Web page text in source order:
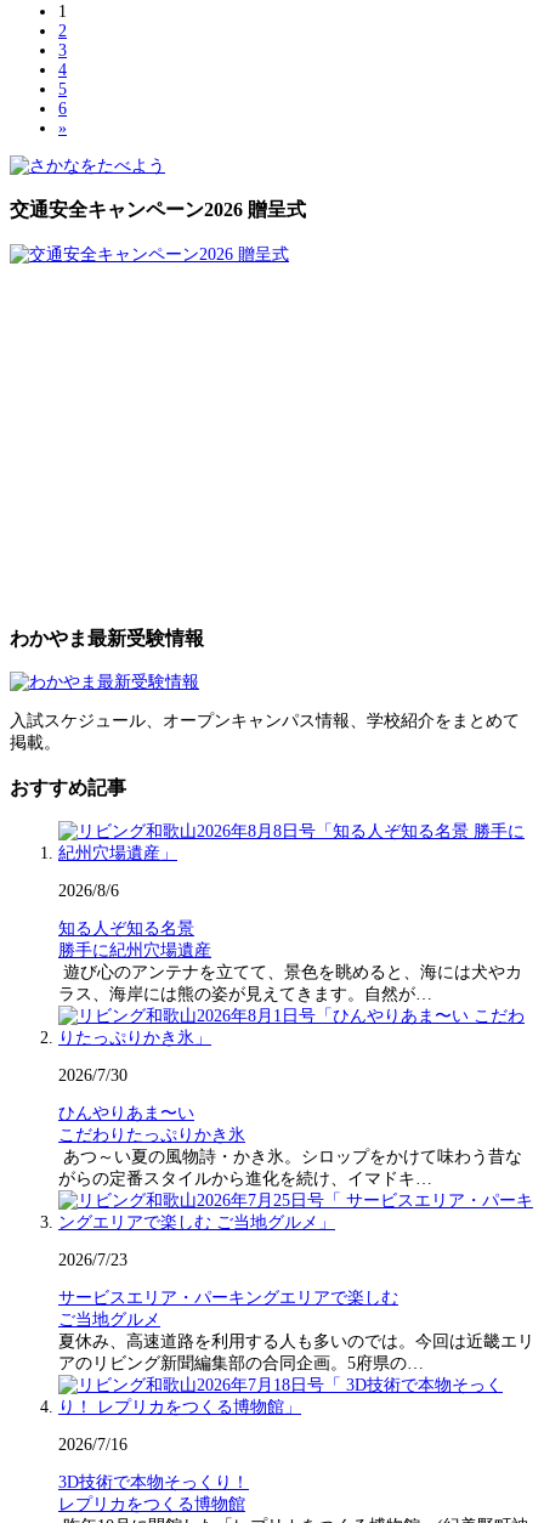
1
2
3
4
5
6
»
交通安全キャンペーン2026 贈呈式
わかやま最新受験情報
入試スケジュール、オープンキャンパス情報、学校紹介をまとめて
掲載。
おすすめ記事
2026/8/6
知る人ぞ知る名景
勝手に紀州穴場遺産
遊び心のアンテナを立てて、景色を眺めると、海には犬やカ
ラス、海岸には熊の姿が見えてきます。自然が…
2026/7/30
ひんやりあま〜い
こだわりたっぷりかき氷
あつ～い夏の風物詩・かき氷。シロップをかけて味わう昔な
がらの定番スタイルから進化を続け、イマドキ…
2026/7/23
サービスエリア・パーキングエリアで楽しむ
ご当地グルメ
夏休み、高速道路を利用する人も多いのでは。今回は近畿エリ
アのリビング新聞編集部の合同企画。5府県の…
2026/7/16
3D技術で本物そっくり！
レプリカをつくる博物館